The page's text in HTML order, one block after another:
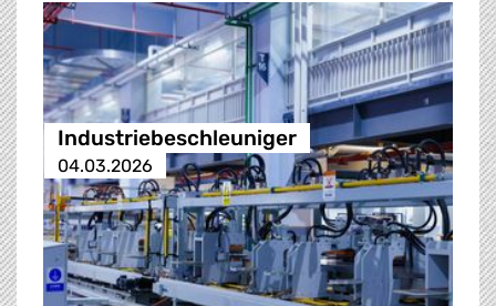
Industriebeschleuniger
04.03.2026